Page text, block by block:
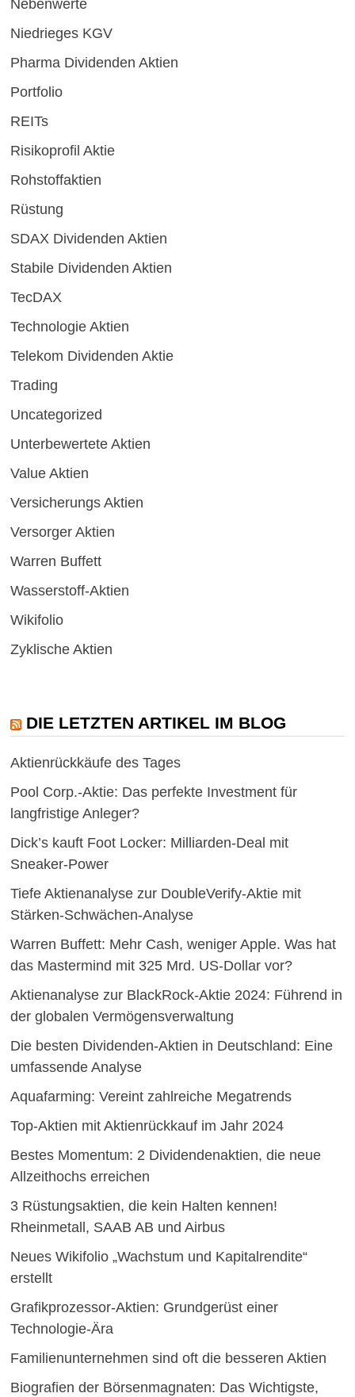
Nebenwerte
Niedrieges KGV
Pharma Dividenden Aktien
Portfolio
REITs
Risikoprofil Aktie
Rohstoffaktien
Rüstung
SDAX Dividenden Aktien
Stabile Dividenden Aktien
TecDAX
Technologie Aktien
Telekom Dividenden Aktie
Trading
Uncategorized
Unterbewertete Aktien
Value Aktien
Versicherungs Aktien
Versorger Aktien
Warren Buffett
Wasserstoff-Aktien
Wikifolio
Zyklische Aktien
DIE LETZTEN ARTIKEL IM BLOG
Aktienrückkäufe des Tages
Pool Corp.-Aktie: Das perfekte Investment für
langfristige Anleger?
Dick’s kauft Foot Locker: Milliarden-Deal mit
Sneaker-Power
Tiefe Aktienanalyse zur DoubleVerify-Aktie mit
Stärken-Schwächen-Analyse
Warren Buffett: Mehr Cash, weniger Apple. Was hat
das Mastermind mit 325 Mrd. US-Dollar vor?
Aktienanalyse zur BlackRock-Aktie 2024: Führend in
der globalen Vermögensverwaltung
Die besten Dividenden-Aktien in Deutschland: Eine
umfassende Analyse
Aquafarming: Vereint zahlreiche Megatrends
Top-Aktien mit Aktienrückkauf im Jahr 2024
Bestes Momentum: 2 Dividendenaktien, die neue
Allzeithochs erreichen
3 Rüstungsaktien, die kein Halten kennen!
Rheinmetall, SAAB AB und Airbus
Neues Wikifolio „Wachstum und Kapitalrendite“
erstellt
Grafikprozessor-Aktien: Grundgerüst einer
Technologie-Ära
Familienunternehmen sind oft die besseren Aktien
Biografien der Börsenmagnaten: Das Wichtigste,